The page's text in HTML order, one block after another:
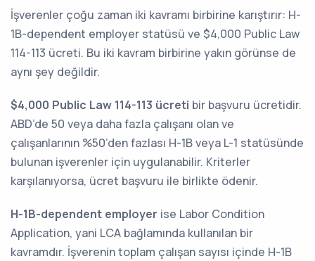
İşverenler çoğu zaman iki kavramı birbirine karıştırır: H-
1B-dependent employer statüsü ve $4,000 Public Law
114-113 ücreti. Bu iki kavram birbirine yakın görünse de
aynı şey değildir.
$4,000 Public Law 114-113 ücreti bir başvuru ücretidir.
ABD’de 50 veya daha fazla çalışanı olan ve
çalışanlarının %50’den fazlası H-1B veya L-1 statüsünde
bulunan işverenler için uygulanabilir. Kriterler
karşılanıyorsa, ücret başvuru ile birlikte ödenir.
H-1B-dependent employer ise Labor Condition
Application, yani LCA bağlamında kullanılan bir
kavramdır. İşverenin toplam çalışan sayısı içinde H-1B